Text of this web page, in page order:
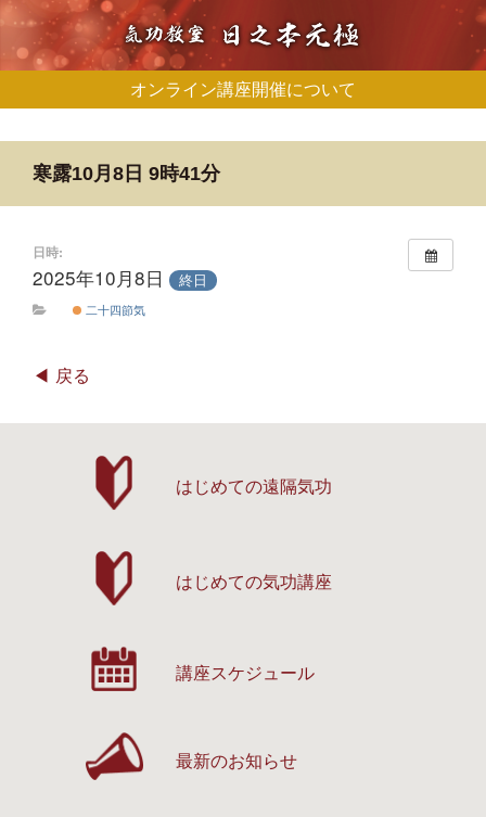
オンライン講座開催について
寒露10月8日 9時41分
日時:
2025年10月8日 終日
二十四節気
戻る
はじめての遠隔気功
はじめての気功講座
講座スケジュール
最新のお知らせ